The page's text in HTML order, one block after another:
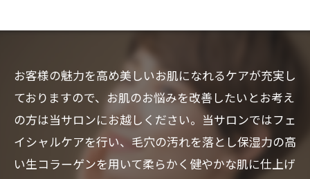
お客様の魅力を高め美しいお肌になれるケアが充実し
ておりますので、お肌のお悩みを改善したいとお考え
の方は当サロンにお越しください。当サロンではフェ
イシャルケアを行い、毛穴の汚れを落とし保湿力の高
い生コラーゲンを用いて柔らかく健やかな肌に仕上げ